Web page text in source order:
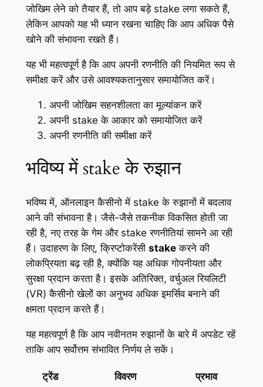
जोखिम लेने को तैयार हैं, तो आप बड़े stake लगा सकते हैं,
लेकिन आपको यह भी ध्यान रखना चाहिए कि आप अधिक पैसे
खोने की संभावना रखते हैं।
यह भी महत्वपूर्ण है कि आप अपनी रणनीति की नियमित रूप से
समीक्षा करें और उसे आवश्यकतानुसार समायोजित करें।
अपनी जोखिम सहनशीलता का मूल्यांकन करें
अपनी stake के आकार को समायोजित करें
अपनी रणनीति की समीक्षा करें
भविष्य में stake के रुझान
भविष्य में, ऑनलाइन कैसीनो में stake के रुझानों में बदलाव
आने की संभावना है। जैसे-जैसे तकनीक विकसित होती जा
रही है, नए तरह के गेम और stake रणनीतियां सामने आ रही
हैं। उदाहरण के लिए, क्रिप्टोकरेंसी stakeकरने की
लोकप्रियता बढ़ रही है, क्योंकि यह अधिक गोपनीयता और
सुरक्षा प्रदान करता है। इसके अतिरिक्त, वर्चुअल रियलिटी
(VR) कैसीनो खेलों का अनुभव अधिक इमर्सिव बनाने की
क्षमता प्रदान करते हैं।
यह महत्वपूर्ण है कि आप नवीनतम रुझानों के बारे में अपडेट रहें
ताकि आप सर्वोत्तम संभावित निर्णय ले सकें।
ट्रेंड विवरण प्रभाव